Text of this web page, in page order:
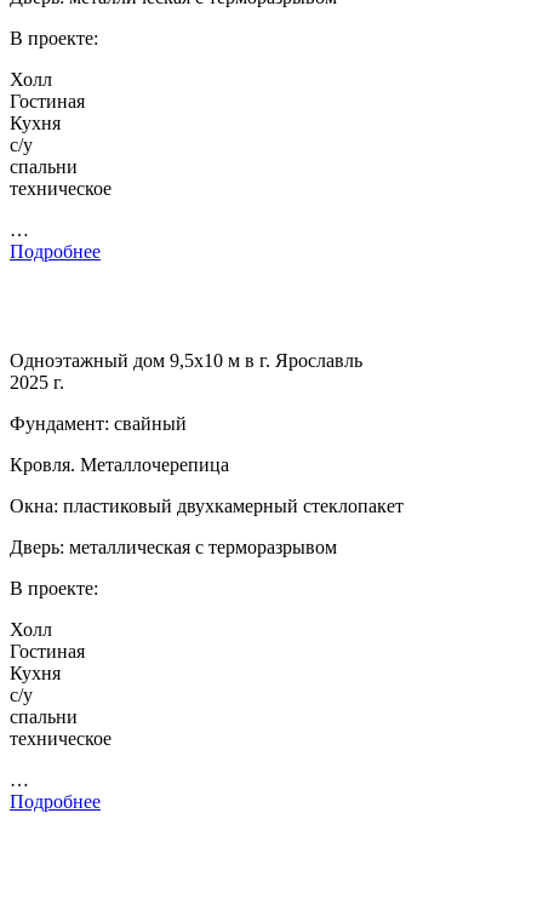
В проекте:
Холл
Гостиная
Кухня
с/у
спальни
техническое
…
Подробнее
Одноэтажный дом 9,5х10 м в г. Ярославль
2025 г.
Фундамент: свайный
Кровля. Металлочерепица
Окна: пластиковый двухкамерный стеклопакет
Дверь: металлическая с терморазрывом
В проекте:
Холл
Гостиная
Кухня
с/у
спальни
техническое
…
Подробнее